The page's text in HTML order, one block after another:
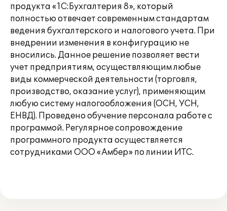
продукта «1С:Бухгалтерия 8», который
полностью отвечает современным стандартам
ведения бухгалтерского и налогового учета. При
внедрении изменения в конфигурацию не
вносились. Данное решение позволяет вести
учет предприятиям, осуществляющим любые
виды коммерческой деятельности (торговля,
производство, оказание услуг), применяющим
любую систему налогообложения (ОСН, УСН,
ЕНВД). Проведено обучение персонала работе с
программой. Регулярное сопровождение
программного продукта осуществляется
сотрудниками ООО «Амбер» по линии ИТС.